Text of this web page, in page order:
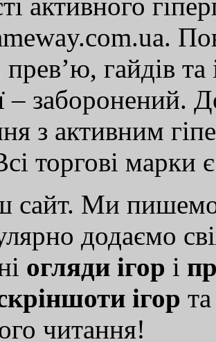
прев’ю, гайдів
– заборонений.
з активним
торгові марки
сайт. Ми
додаємо
огляди ігор і
ігор
читання!